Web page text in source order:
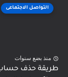
التواصل الاجتماعى
منذ بضع سنوات
طريقة حذف